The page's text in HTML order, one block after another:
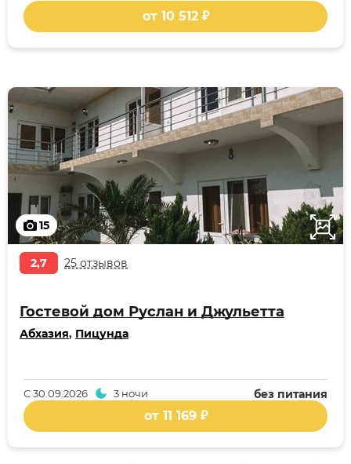
от 10 512 ₽
15
2,7 25 отзывов
Гостевой дом Руслан и Джульетта
Абхазия, Пицунда
без питания
С30.09.2026 3 ночи
от 11 169 ₽